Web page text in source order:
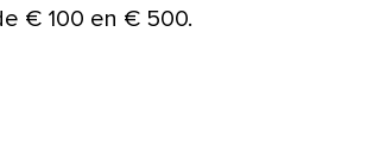
€ 100 en € 500.